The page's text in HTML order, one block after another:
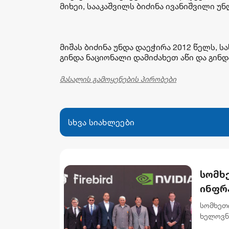
მიხეი, სააკაშვილს ბიძინა ივანიშვილი
მიშას ბიძინა უნდა დაეჭირა 2012
გინდა ნაციონალი დამიძახეთ აწი და
მასალის გამოყენების პირობები
სხვა სიახლეები